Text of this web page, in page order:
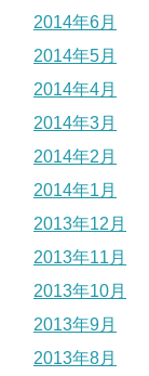
2014年6月
2014年5月
2014年4月
2014年3月
2014年2月
2014年1月
2013年12月
2013年11月
2013年10月
2013年9月
2013年8月